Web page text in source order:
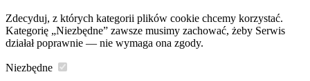
Zdecyduj, z których kategorii plików cookie chcemy korzystać.
Kategorię „Niezbędne” zawsze musimy zachować, żeby Serwis
działał poprawnie — nie wymaga ona zgody.
Niezbędne